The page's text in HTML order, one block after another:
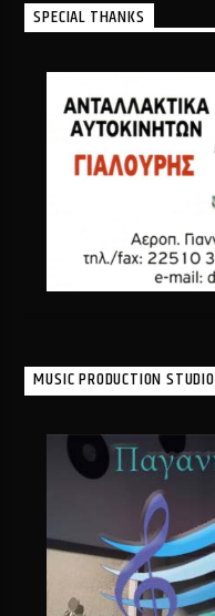
SPECIAL THANKS
MUSIC PRODUCTION STUDIO